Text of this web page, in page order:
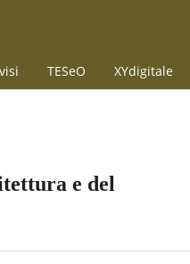
TESeO XYdigitale
e del